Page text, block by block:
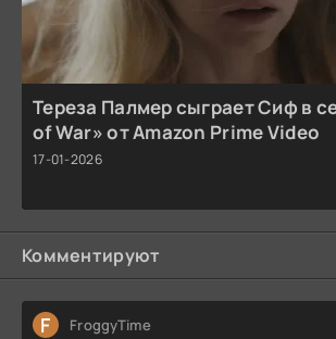
Тереза Палмер сыграет Сиф в
of War» от Amazon Prime Video
17-01-2026
Комментируют
F FroggyTime